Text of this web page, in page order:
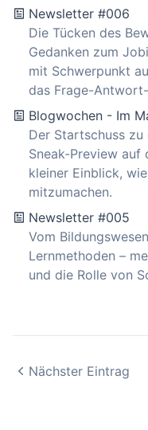
Newsletter #006
Die Tücken des
Gedanken zum
mit Schwerpunkt
das Frage-
Blogwochen - Im
Der Startschuss
Sneak-Preview
kleiner Einblick,
mitzumachen.
Newsletter #005
Vom
Lernmethoden –
und die Rolle von
Nächster Eintrag